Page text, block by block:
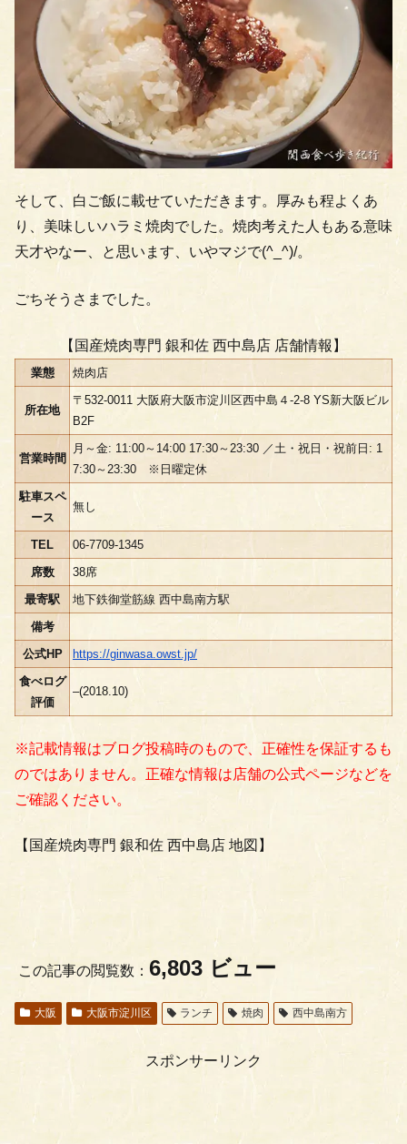
そして、白ご飯に載せていただきます。厚みも程よくあ
り、美味しいハラミ焼肉でした。焼肉考えた人もある意味
天才やなー、と思います、いやマジで(^_^)/。
ごちそうさまでした。
【国産焼肉専門 銀和佐 西中島店 店舗情報】
業態 焼肉店
所在地
〒532-0011 大阪府大阪市淀川区西中島４-2-8 YS新大阪ビル
B2F
営業時間
月～金: 11:00～14:00 17:30～23:30 ／土・祝日・祝前日: 1
7:30～23:30 ※日曜定休
駐車スペ
ース
無し
TEL
06-7709-1345
席数
38席
最寄駅
地下鉄御堂筋線 西中島南方駅
備考
公式HP
https://ginwasa.owst.jp/
食べログ
評価
–(2018.10)
※記載情報はブログ投稿時のもので、正確性を保証するも
のではありません。正確な情報は店舗の公式ページなどを
ご確認ください。
【国産焼肉専門 銀和佐 西中島店 地図】
この記事の閲覧数： 6,803 ビュー
大阪 大阪市淀川区 ランチ 焼肉 西中島南方
スポンサーリンク